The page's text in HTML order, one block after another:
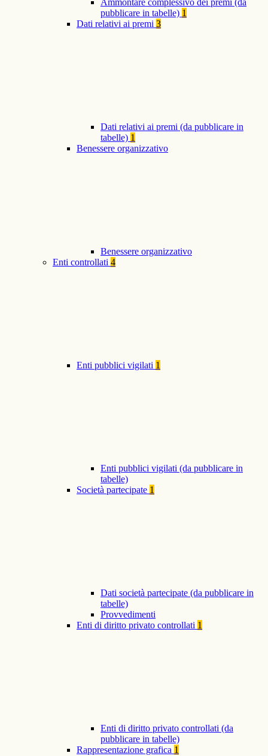
Ammontare complessivo dei premi (da
pubblicare in tabelle) 1
Dati relativi ai premi 3
Dati relativi ai premi (da pubblicare in
tabelle) 1
Benessere organizzativo
Benessere organizzativo
Enti controllati 4
Enti pubblici vigilati 1
Enti pubblici vigilati (da pubblicare in
tabelle)
Società partecipate 1
Dati società partecipate (da pubblicare in
tabelle)
Provvedimenti
Enti di diritto privato controllati 1
Enti di diritto privato controllati (da
pubblicare in tabelle)
Rappresentazione grafica 1